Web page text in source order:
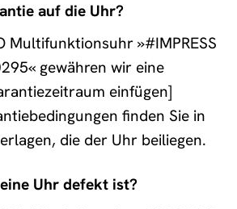
auf die Uhr?
Multifunktionsuhr »#IMPRESS
gewähren wir eine
einfügen]
finden Sie in
die der Uhr beiliegen.
Uhr defekt ist?